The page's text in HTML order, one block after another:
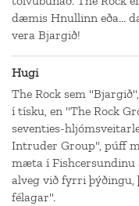
dæmis Hnullinn eða...
vera Bjargið!
Hugi
The Rock sem
í tísku, en "The Rock
seventies-
Intruder Group", púff
mæta í Fishcersundinu
alveg við fyrri þýðingu,
félagar".